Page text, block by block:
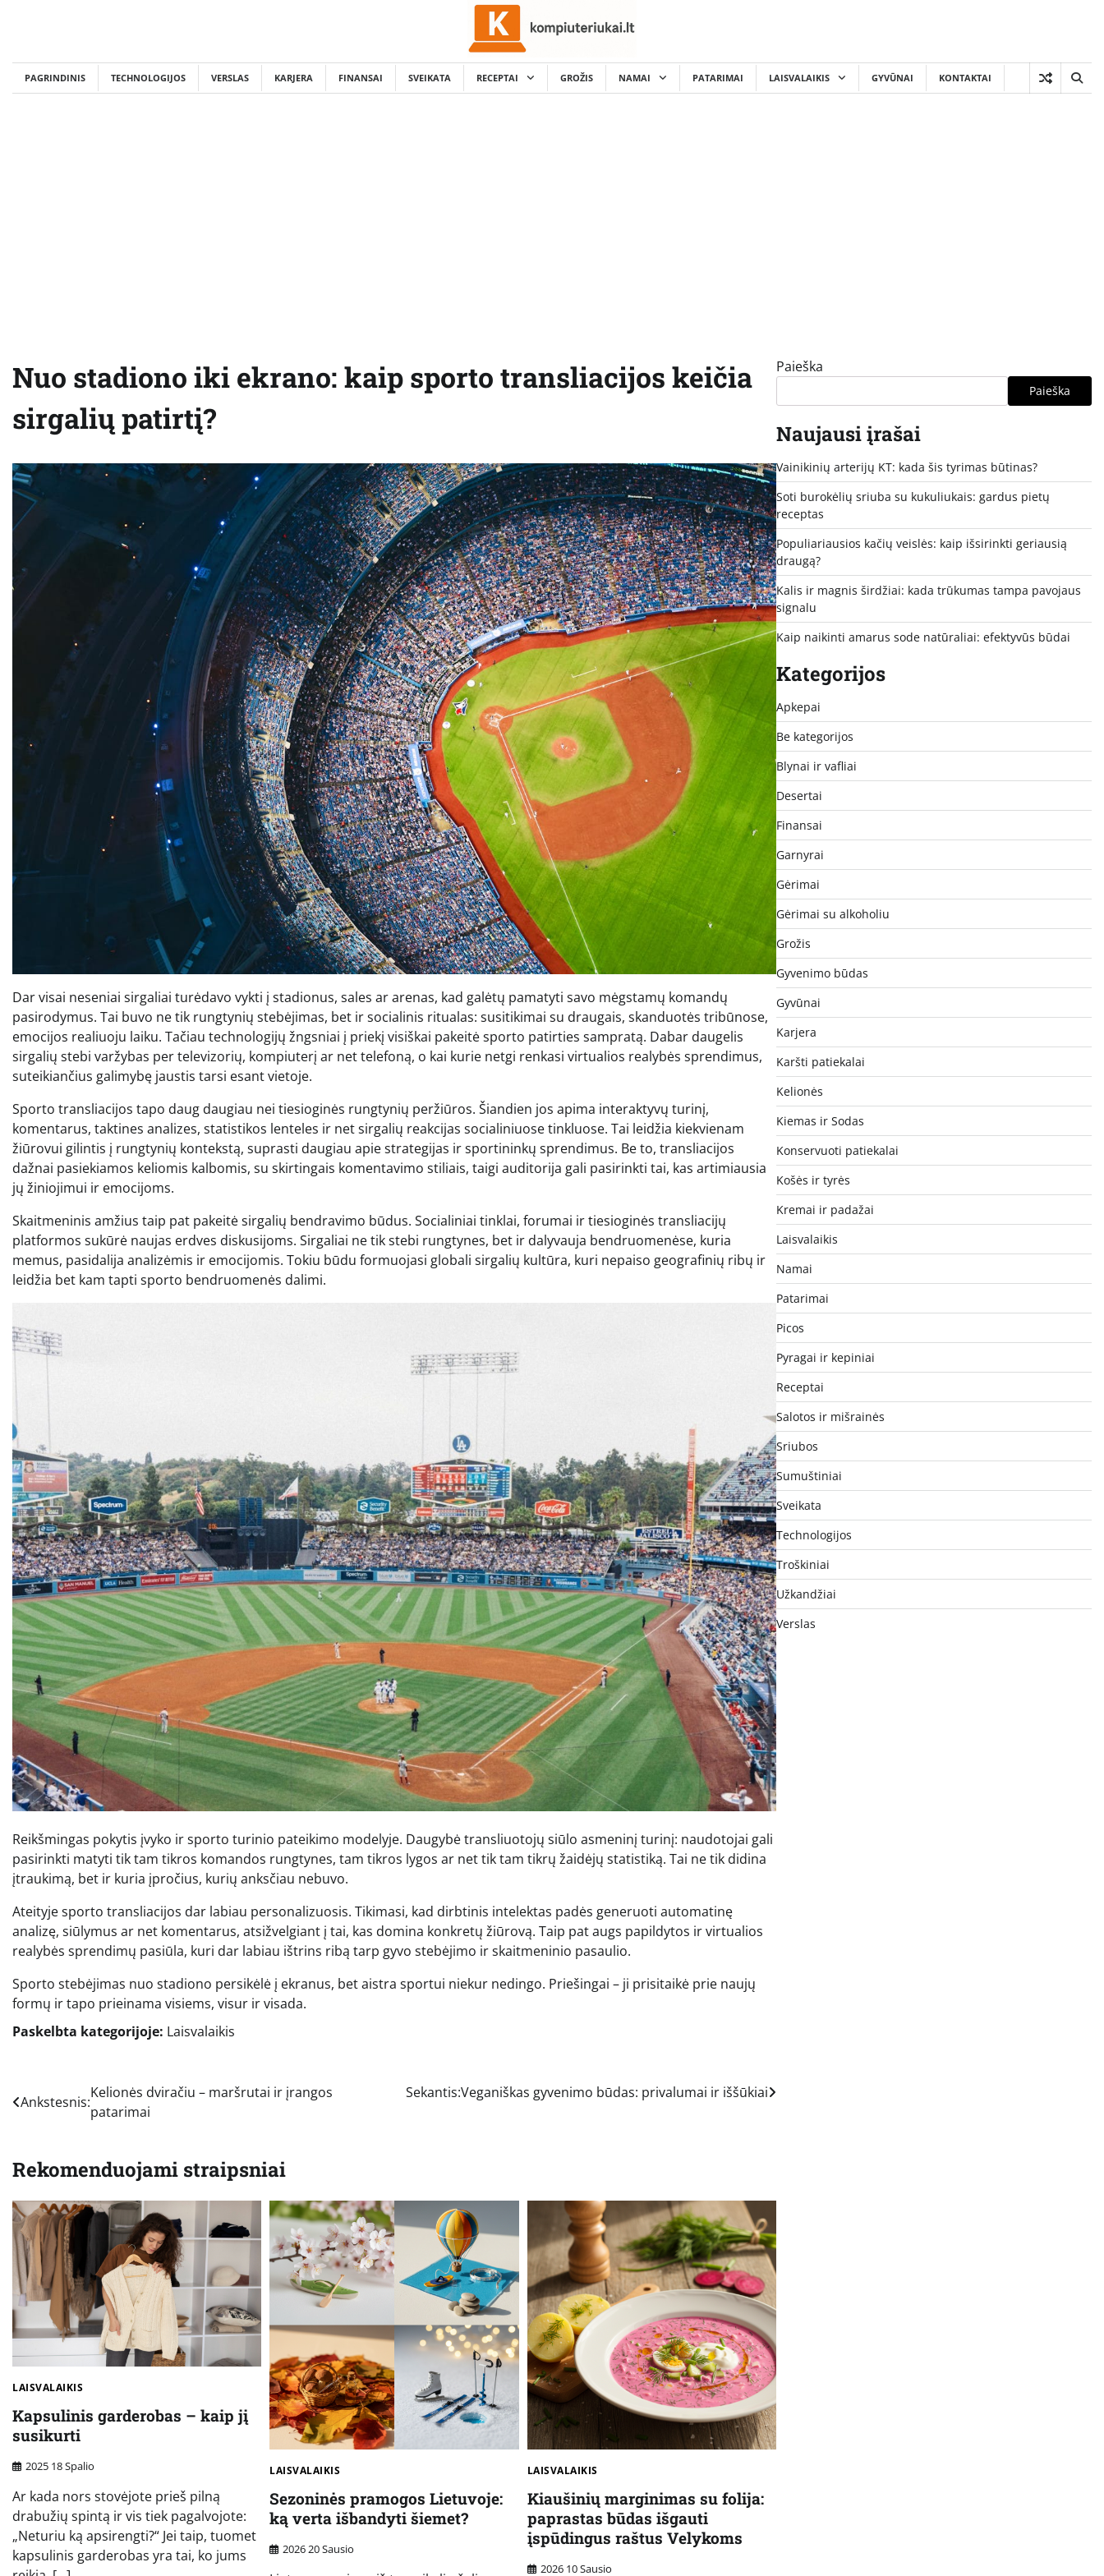
PAGRINDINIS TECHNOLOGIJOS VERSLAS KARJERA FINANSAI SVEIKATA RECEPTAI GROŽIS NAMAI PATARIMAI LAISVALAIKIS GYVŪNAI KONTAKTAI
Nuo stadiono iki ekrano: kaip sporto transliacijos keičia
sirgalių patirtį?
Dar visai neseniai sirgaliai turėdavo vykti į stadionus, sales ar arenas, kad galėtų pamatyti savo mėgstamų komandų
pasirodymus. Tai buvo ne tik rungtynių stebėjimas, bet ir socialinis ritualas: susitikimai su draugais, skanduotės tribūnose,
emocijos realiuoju laiku. Tačiau technologijų žngsniai į priekį visiškai pakeitė sporto patirties sampratą. Dabar daugelis
sirgalių stebi varžybas per televizorių, kompiuterį ar net telefoną, o kai kurie netgi renkasi virtualios realybės sprendimus,
suteikiančius galimybę jaustis tarsi esant vietoje.
Sporto transliacijos tapo daug daugiau nei tiesioginės rungtynių peržiūros. Šiandien jos apima interaktyvų turinį,
komentarus, taktines analizes, statistikos lenteles ir net sirgalių reakcijas socialiniuose tinkluose. Tai leidžia kiekvienam
žiūrovui gilintis į rungtynių kontekstą, suprasti daugiau apie strategijas ir sportininkų sprendimus. Be to, transliacijos
dažnai pasiekiamos keliomis kalbomis, su skirtingais komentavimo stiliais, taigi auditorija gali pasirinkti tai, kas artimiausia
jų žiniojimui ir emocijoms.
Skaitmeninis amžius taip pat pakeitė sirgalių bendravimo būdus. Socialiniai tinklai, forumai ir tiesioginės transliacijų
platformos sukūrė naujas erdves diskusijoms. Sirgaliai ne tik stebi rungtynes, bet ir dalyvauja bendruomenėse, kuria
memus, pasidalija analizėmis ir emocijomis. Tokiu būdu formuojasi globali sirgalių kultūra, kuri nepaiso geografinių ribų ir
leidžia bet kam tapti sporto bendruomenės dalimi.
Reikšmingas pokytis įvyko ir sporto turinio pateikimo modelyje. Daugybė transliuotojų siūlo asmeninį turinį: naudotojai gali
pasirinkti matyti tik tam tikros komandos rungtynes, tam tikros lygos ar net tik tam tikrų žaidėjų statistiką. Tai ne tik didina
įtraukimą, bet ir kuria įpročius, kurių anksčiau nebuvo.
Ateityje sporto transliacijos dar labiau personalizuosis. Tikimasi, kad dirbtinis intelektas padės generuoti automatinę
analizę, siūlymus ar net komentarus, atsižvelgiant į tai, kas domina konkretų žiūrovą. Taip pat augs papildytos ir virtualios
realybės sprendimų pasiūla, kuri dar labiau ištrins ribą tarp gyvo stebėjimo ir skaitmeninio pasaulio.
Sporto stebėjimas nuo stadiono persikėlė į ekranus, bet aistra sportui niekur nedingo. Priešingai – ji prisitaikė prie naujų
formų ir tapo prieinama visiems, visur ir visada.
Paskelbta kategorijoje: Laisvalaikis
Navigacija
įrašų
Ankstesnis:
Kelionės dviračiu – maršrutai ir įrangos
patarimai
Sekantis:Veganiškas gyvenimo būdas: privalumai ir iššūkiai
Rekomenduojami straipsniai
LAISVALAIKIS
Kapsulinis garderobas – kaip jį
susikurti
2025 18 Spalio
Ar kada nors stovėjote prieš pilną
drabužių spintą ir vis tiek pagalvojote:
„Neturiu ką apsirengti?“ Jei taip, tuomet
kapsulinis garderobas yra tai, ko jums
LAISVALAIKIS
Sezoninės pramogos Lietuvoje:
ką verta išbandyti šiemet?
2026 20 Sausio
LAISVALAIKIS
Kiaušinių marginimas su folija:
paprastas būdas išgauti
įspūdingus raštus Velykoms
2026 10 Sausio
Paieška
Paieška
Naujausi įrašai
Vainikinių arterijų KT: kada šis tyrimas būtinas?
Soti burokėlių sriuba su kukuliukais: gardus pietų
receptas
Populiariausios kačių veislės: kaip išsirinkti geriausią
draugą?
Kalis ir magnis širdžiai: kada trūkumas tampa pavojaus
signalu
Kaip naikinti amarus sode natūraliai: efektyvūs būdai
Kategorijos
Apkepai
Be kategorijos
Blynai ir vafliai
Desertai
Finansai
Garnyrai
Gėrimai
Gėrimai su alkoholiu
Grožis
Gyvenimo būdas
Gyvūnai
Karjera
Karšti patiekalai
Kelionės
Kiemas ir Sodas
Konservuoti patiekalai
Košės ir tyrės
Kremai ir padažai
Laisvalaikis
Namai
Patarimai
Picos
Pyragai ir kepiniai
Receptai
Salotos ir mišrainės
Sriubos
Sumuštiniai
Sveikata
Technologijos
Troškiniai
Užkandžiai
Verslas